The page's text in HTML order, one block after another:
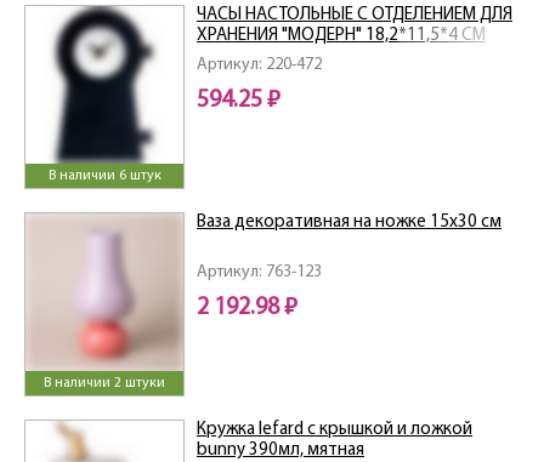
В наличии 6 штук
Артикул: 220-472
ЧАСЫ НАСТОЛЬНЫЕ С ОТДЕЛЕНИЕМ ДЛЯ
ХРАНЕНИЯ "МОДЕРН" 18,2*11,5*4 СМ
594.25 ₽
В наличии 2 штуки
Артикул: 763-123
Ваза декоративная на ножке 15х30 см
2 192.98 ₽
Кружка lefard с крышкой и ложкой
bunny 390мл, мятная